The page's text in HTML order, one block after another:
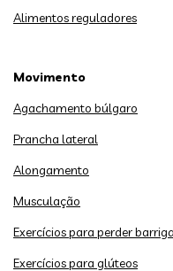
Alimentos reguladores
Movimento
Agachamento búlgaro
Prancha lateral
Alongamento
Musculação
Exercícios para perder barriga
Exercícios para glúteos